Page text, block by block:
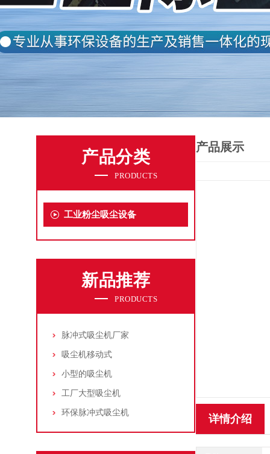
产品分类
PRODUCTS
工业粉尘吸尘设备
新品推荐
PRODUCTS
脉冲式吸尘机厂家
吸尘机移动式
小型的吸尘机
工厂大型吸尘机
环保脉冲式吸尘机
产品展示
详情介绍